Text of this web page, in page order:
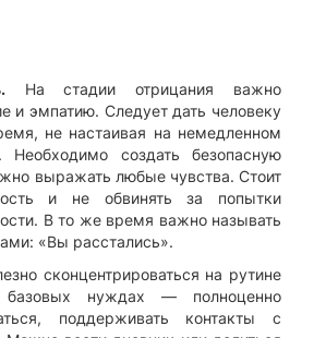
На стадии отрицания важно
и эмпатию. Следует дать человеку
не настаивая на немедленном
Необходимо создать безопасную
выражать любые чувства. Стоит
и не обвинять за попытки
В то же время важно называть
«Вы расстались».
сконцентрироваться на рутине
нуждах — полноценно
поддерживать контакты с